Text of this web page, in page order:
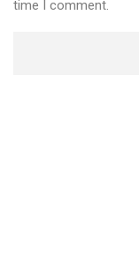
time I comment.